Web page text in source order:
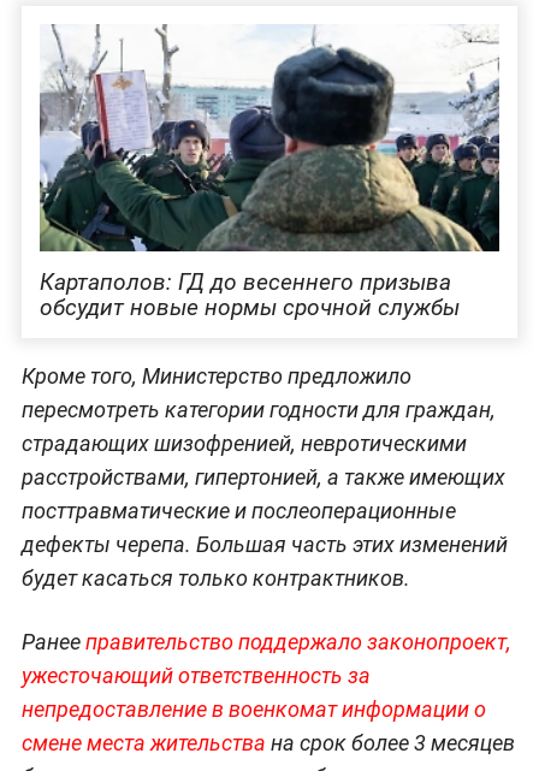
Картаполов: ГД до весеннего призыва
обсудит новые нормы срочной службы
Кроме того, Министерство предложило
пересмотреть категории годности для граждан,
страдающих шизофренией, невротическими
расстройствами, гипертонией, а также имеющих
посттравматические и послеоперационные
дефекты черепа. Большая часть этих изменений
будет касаться только контрактников.
Ранееправительство поддержало законопроект,
ужесточающий ответственность за
непредоставление в военкомат информации о
смене места жительства на срок более 3 месяцев